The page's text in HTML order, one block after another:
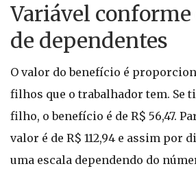
Variável
de dependentes
O valor do benefício é
filhos que o trabalhador tem. Se
filho, o benefício é de R$ 56,47.
valor é de R$ 112,94 e assim por
uma escala dependendo do